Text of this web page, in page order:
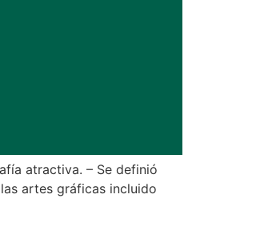
atractiva. – Se definió
artes gráficas incluido